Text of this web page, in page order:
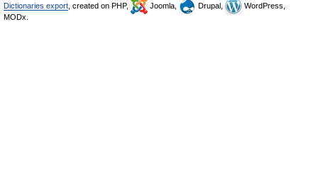
Dictionaries export , created on PHP, Joomla, Drupal,
WordPress,
MODx.